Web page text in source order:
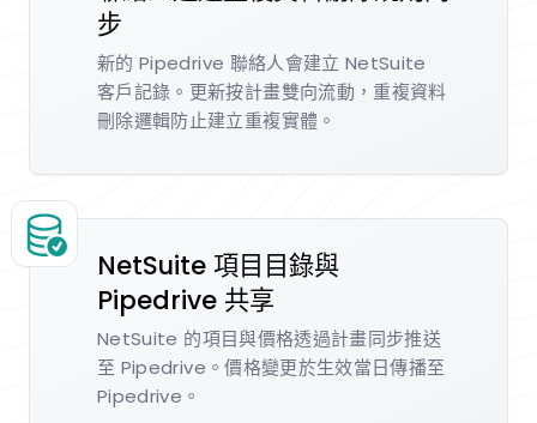
步
新的 Pipedrive 聯絡人會建立 NetSuite
客戶記錄。更新按計畫雙向流動，重複資料
刪除邏輯防止建立重複實體。
NetSuite 項目目錄與
Pipedrive 共享
NetSuite 的項目與價格透過計畫同步推送
至 Pipedrive。價格變更於生效當日傳播至
Pipedrive。